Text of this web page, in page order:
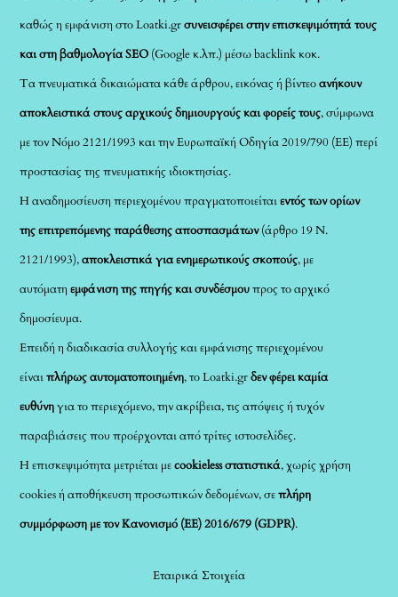
καθώς η εμφάνιση στο Loatki.grσυνεισφέρει στην επισκεψιμότητά τους
και στη βαθμολογία SEO (Google κ.λπ.) μέσω backlink κοκ.
Τα πνευματικά δικαιώματα κάθε άρθρου, εικόνας ή βίντεοανήκουν
αποκλειστικά στους αρχικούς δημιουργούς και φορείς τους, σύμφωνα
με τον Νόμο 2121/1993 και την Ευρωπαϊκή Οδηγία 2019/790 (ΕΕ) περί
προστασίας της πνευματικής ιδιοκτησίας.
Η αναδημοσίευση περιεχομένου πραγματοποιείταιεντός των ορίων
της επιτρεπόμενης παράθεσης αποσπασμάτων(άρθρο 19 Ν.
2121/1993),αποκλειστικά για ενημερωτικούς σκοπούς, με
αυτόματηεμφάνιση της πηγής και συνδέσμουπρος το αρχικό
δημοσίευμα.
Επειδή η διαδικασία συλλογής και εμφάνισης περιεχομένου
είναιπλήρως αυτοματοποιημένη, το Loatki.grδεν φέρει καμία
ευθύνηγια το περιεχόμενο, την ακρίβεια, τις απόψεις ή τυχόν
παραβιάσεις που προέρχονται από τρίτες ιστοσελίδες.
Η επισκεψιμότητα μετριέται μεcookieless στατιστικά, χωρίς χρήση
cookies ή αποθήκευση προσωπικών δεδομένων, σεπλήρη
συμμόρφωση με τον Κανονισμό (ΕΕ) 2016/679 (GDPR).
Εταιρικά Στοιχεία